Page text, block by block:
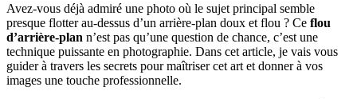
Avez-vous déjà admiré une photo où le sujet principal semble
presque flotter au-dessus d’un arrière-plan doux et flou ? Ce flou
d’arrière-plan n’est pas qu’une question de chance, c’est une
technique puissante en photographie. Dans cet article, je vais vous
guider à travers les secrets pour maîtriser cet art et donner à vos
images une touche professionnelle.